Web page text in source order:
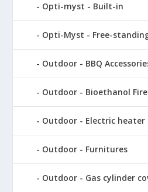
Opti-myst - Built-in
Opti-Myst - Free-
Outdoor - BBQ
Outdoor - Bioethanol
Outdoor - Electric heater
Outdoor - Furnitures
Outdoor - Gas cylinder